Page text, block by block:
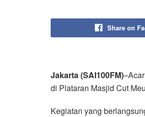
Share on
Jakarta (SAI100FM)
di Plataran Masjid Cut
Kegiatan yang